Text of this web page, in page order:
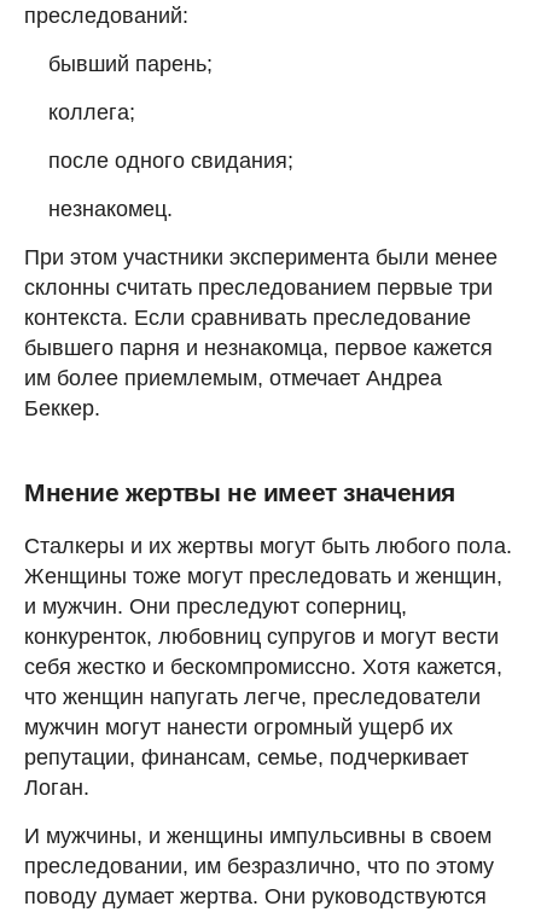
преследований:
бывший парень;
коллега;
после одного свидания;
незнакомец.
При этом участники эксперимента были менее
склонны считать преследованием первые три
контекста. Если сравнивать преследование
бывшего парня и незнакомца, первое кажется
им более приемлемым, отмечает Андреа
Беккер.
Мнение жертвы не имеет значения
Сталкеры и их жертвы могут быть любого пола.
Женщины тоже могут преследовать и женщин,
и мужчин. Они преследуют соперниц,
конкуренток, любовниц супругов и могут вести
себя жестко и бескомпромиссно. Хотя кажется,
что женщин напугать легче, преследователи
мужчин могут нанести огромный ущерб их
репутации, финансам, семье, подчеркивает
Логан.
И мужчины, и женщины импульсивны в своем
преследовании, им безразлично, что по этому
поводу думает жертва. Они руководствуются